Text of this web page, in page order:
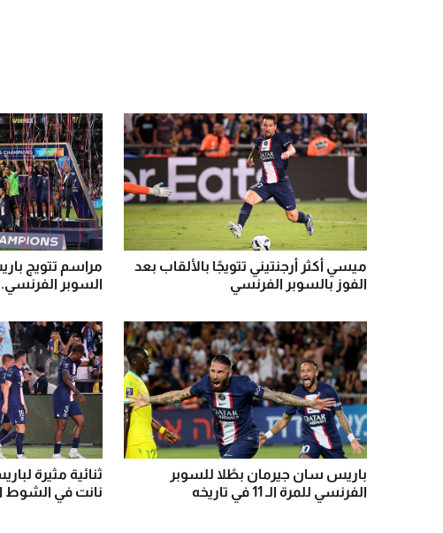
ميسي أكثر أرجنتيني تتويجًا بالألقاب بعد
الفوز بالسوبر الفرنسي
مراسم تتويج
السوبر
باريس سان جيرمان بطًلا للسوبر
الفرنسي للمرة الـ 11 في تاريخه
ثنائية مثيرة
نانت في الشوط